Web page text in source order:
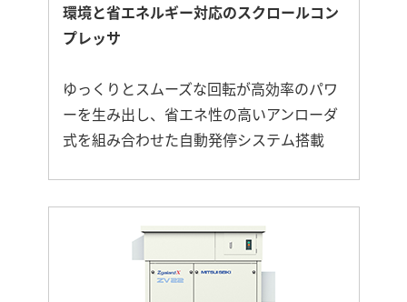
環境と省エネルギー対応のスクロールコン
プレッサ
ゆっくりとスムーズな回転が高効率のパワ
ーを生み出し、省エネ性の高いアンローダ
式を組み合わせた自動発停システム搭載
に
詳